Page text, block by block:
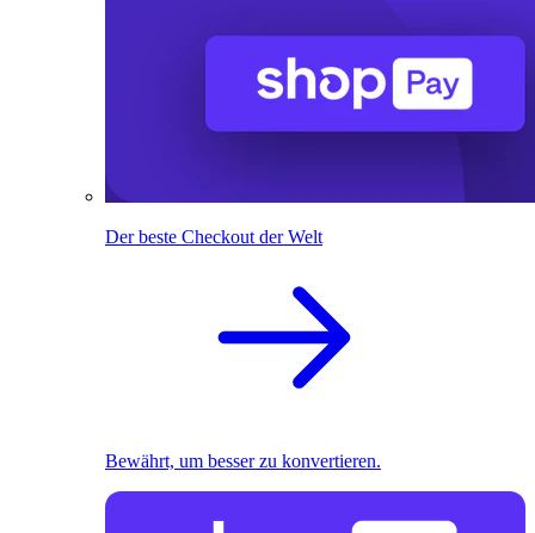
Der beste Checkout der Welt
Bewährt, um besser zu konvertieren.